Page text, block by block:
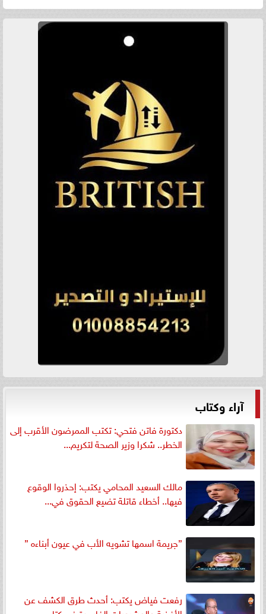
آراء وكتاب
دكتورة فاتن فتحي: تكتب الممرضون الأقرب إلى
الخطر.. شكرا وزير الصحة لتكريم...
مالك السعيد المحامي يكتب: إحذروا الوقوع
فيها.. أخطاء قاتلة تضيع الحقوق في...
”جريمة اسمها تشويه الأب في عيون أبناءه ”
رفعت فياض يكتب: أحدث طرق الكشف عن